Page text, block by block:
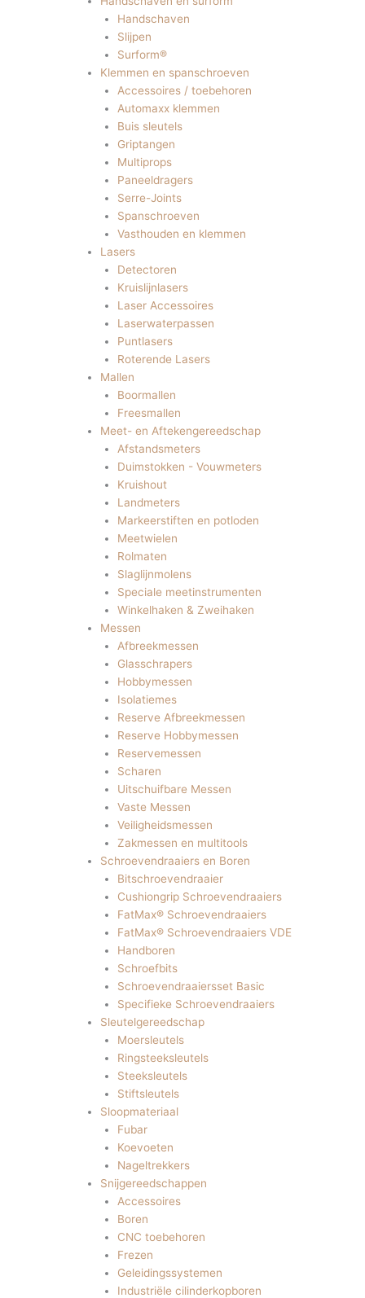
Handschaven
Slijpen
Surform®
Klemmen en spanschroeven
Accessoires / toebehoren
Automaxx klemmen
Buis sleutels
Griptangen
Multiprops
Paneeldragers
Serre-Joints
Spanschroeven
Vasthouden en klemmen
Lasers
Detectoren
Kruislijnlasers
Laser Accessoires
Laserwaterpassen
Puntlasers
Roterende Lasers
Mallen
Boormallen
Freesmallen
Meet- en Aftekengereedschap
Afstandsmeters
Duimstokken - Vouwmeters
Kruishout
Landmeters
Markeerstiften en potloden
Meetwielen
Rolmaten
Slaglijnmolens
Speciale meetinstrumenten
Winkelhaken & Zweihaken
Messen
Afbreekmessen
Glasschrapers
Hobbymessen
Isolatiemes
Reserve Afbreekmessen
Reserve Hobbymessen
Reservemessen
Scharen
Uitschuifbare Messen
Vaste Messen
Veiligheidsmessen
Zakmessen en multitools
Schroevendraaiers en Boren
Bitschroevendraaier
Cushiongrip Schroevendraaiers
FatMax® Schroevendraaiers
FatMax® Schroevendraaiers VDE
Handboren
Schroefbits
Schroevendraaiersset Basic
Specifieke Schroevendraaiers
Sleutelgereedschap
Moersleutels
Ringsteeksleutels
Steeksleutels
Stiftsleutels
Sloopmateriaal
Fubar
Koevoeten
Nageltrekkers
Snijgereedschappen
Accessoires
Boren
CNC toebehoren
Frezen
Geleidingssystemen
Industriële cilinderkopboren